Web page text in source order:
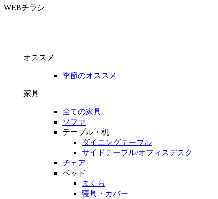
WEBチラシ
オススメ
季節のオススメ
家具
全ての家具
ソファ
テーブル・机
ダイニングテーブル
サイドテーブル/オフィスデスク
チェア
ベッド
まくら
寝具・カバー